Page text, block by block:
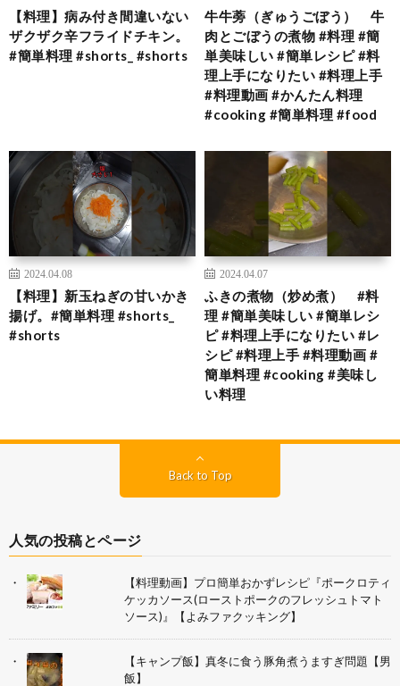
【料理】病み付き間違いない
ザクザク辛フライドチキン。
#簡単料理 #shorts_ #shorts
牛牛蒡（ぎゅうごぼう） 牛
肉とごぼうの煮物 #料理 #簡
単美味しい #簡単レシピ #料
理上手になりたい #料理上手
#料理動画 #かんたん料理
#cooking #簡単料理 #food
2024.04.08
【料理】新玉ねぎの甘いかき
揚げ。#簡単料理 #shorts_
#shorts
2024.04.07
ふきの煮物（炒め煮） #料
理 #簡単美味しい #簡単レシ
ピ #料理上手になりたい #レ
シピ #料理上手 #料理動画 #
簡単料理 #cooking #美味し
い料理
Back to Top
人気の投稿とページ
【料理動画】プロ簡単おかずレシピ『ポークロティ
ケッカソース(ローストポークのフレッシュトマト
ソース)』【よみファクッキング】
【キャンプ飯】真冬に食う豚角煮うますぎ問題【男
飯】